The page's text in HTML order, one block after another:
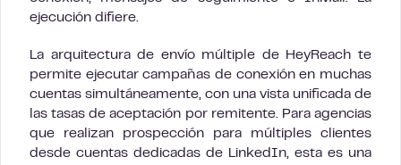
ejecución difiere.
La arquitectura de envío múltiple de HeyReach te
permite ejecutar campañas de conexión en muchas
cuentas simultáneamente, con una vista unificada de
las tasas de aceptación por remitente. Para agencias
que realizan prospección para múltiples clientes
desde cuentas dedicadas de LinkedIn, esta es una